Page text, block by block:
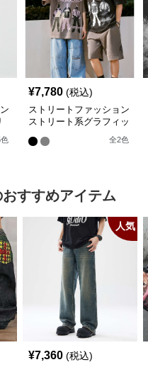
色
¥7,780 (税込)
ストリートファッション
ストリート系グラフィッ
全2色
おすすめアイテム
人気
¥7,360 (税込)